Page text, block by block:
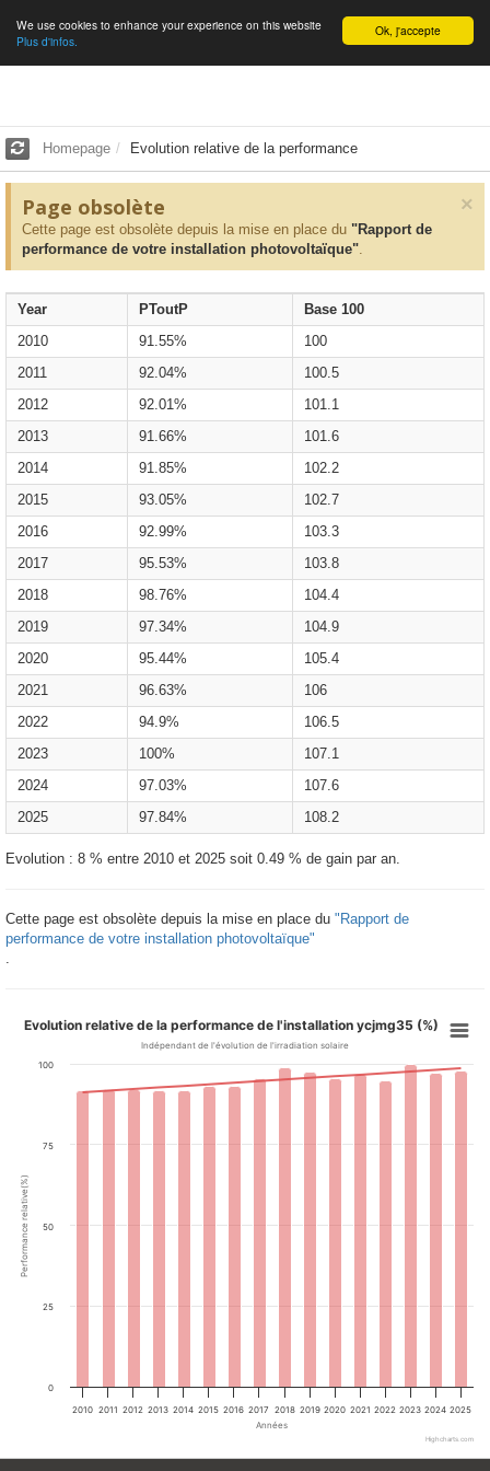
English Ok, j'accepte
We use cookies to enhance your experience on this website
Plus d'infos.
Homepage Evolution relative de la performance
×
Page obsolète
Cette page est obsolète depuis la mise en place du "Rapport de
performance de votre installation photovoltaïque".
Year PToutP
Base 100
2010
91.55%
100
2011
92.04%
100.5
2012
92.01%
101.1
2013
91.66%
101.6
2014
91.85%
102.2
2015
93.05%
102.7
2016
92.99%
103.3
2017
95.53%
103.8
2018
98.76%
104.4
2019
97.34%
104.9
2020
95.44%
105.4
2021
96.63%
106
2022
94.9%
106.5
2023
100%
107.1
2024
97.03%
107.6
2025
97.84% 108.2
Evolution : 8 % entre 2010 et 2025 soit 0.49 % de gain par an.
Cette page est obsolète depuis la mise en place du "Rapport de
performance de votre installation photovoltaïque"
Années
Performance relative(%)
Evolution relative de la performance de l'installation ycjmg35 (%)
Indépendant de l'évolution de l'irradiation solaire
2010 2011 2012 2013 2014 2015 2016 2017 2018 2019 2020 2021 2022 2023 2024 2025
0
25
50
75
100
Highcharts.com